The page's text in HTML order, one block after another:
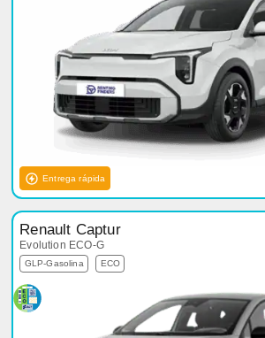
Entrega rápida
Renault Captur
Evolution ECO-G
GLP-Gasolina ECO